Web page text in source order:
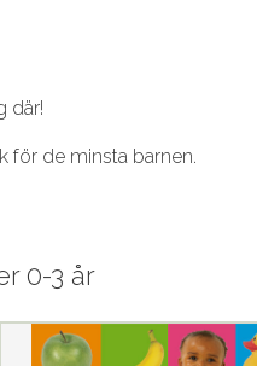
där!
för de minsta barnen.
0-3 år